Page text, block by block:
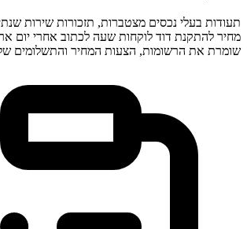
תעודות בעלי נכסים מצטברות, תזכורות שירות
שומרת את הרשומות, הצעות המחיר והתשלומים